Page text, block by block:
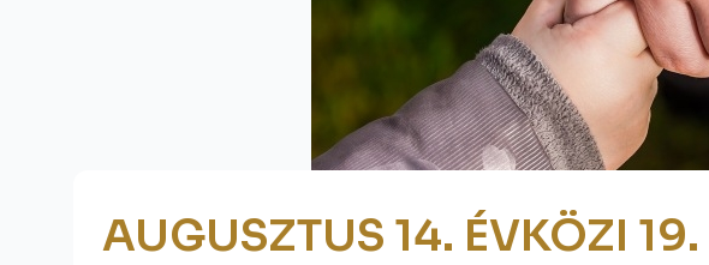
AUGUSZTUS 14. ÉVKÖZI 19.